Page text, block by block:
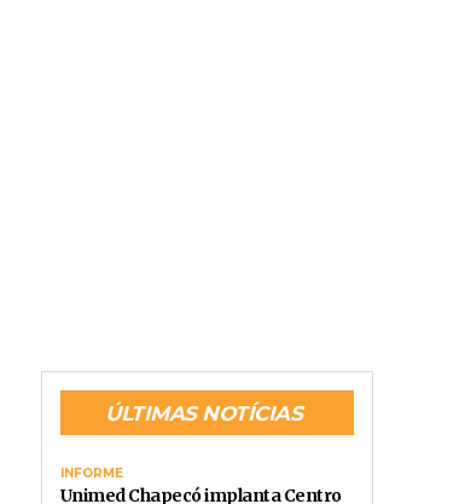
ÚLTIMAS NOTÍCIAS
INFORME
Unimed Chapecó implanta Centro